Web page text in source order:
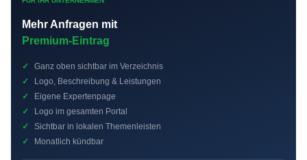
Mehr Anfragen mit
Premium-Eintrag
✓
Ganz oben sichtbar im Verzeichnis
✓
Logo, Beschreibung & Leistungen
✓
Eigene Expertenpage
✓
Logo im gesamten Portal
✓
Sichtbar in lokalen Themenleisten
✓
Monatlich kündbar